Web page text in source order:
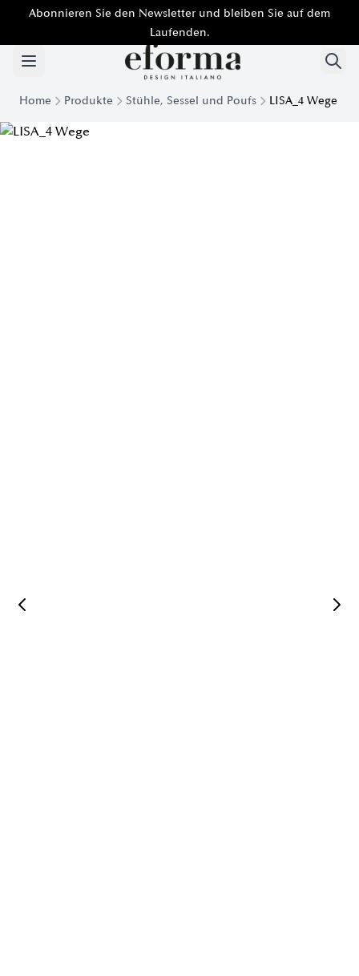
Abonnieren Sie den Newsletter und bleiben Sie auf dem
Laufenden.
Home Produkte Stühle, Sessel und Poufs LISA_4 Wege
Lisa 4-Wege-Drehstuhl Eforma